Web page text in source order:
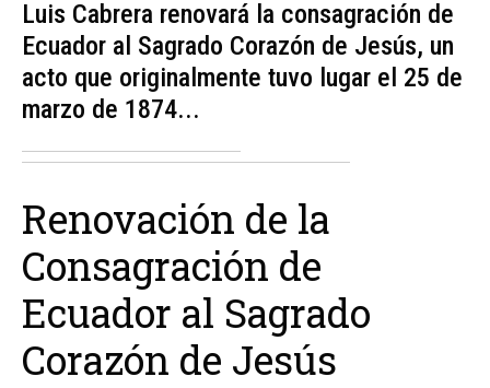
Luis Cabrera renovará la consagración de
Ecuador al Sagrado Corazón de Jesús, un
acto que originalmente tuvo lugar el 25 de
marzo de 1874...
Renovación de la
Consagración de
Ecuador al Sagrado
Corazón de Jesús